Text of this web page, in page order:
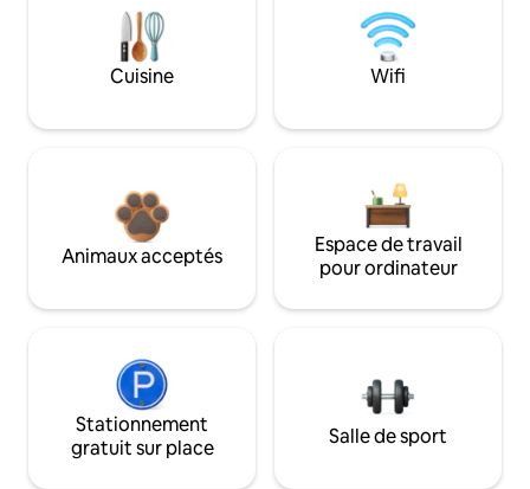
Cuisine Wifi
Animaux acceptés
Espace de travail
pour ordinateur
Stationnement
gratuit sur place
Salle de sport